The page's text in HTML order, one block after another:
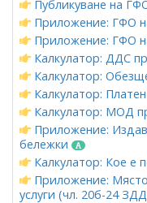
Публикуване на
Приложение: ГФО
Приложение: ГФО
Калкулатор: ДДС
Калкулатор:
Калкулатор:
Калкулатор: МОД
Приложение:
бележки
Калкулатор: Кое е
Приложение: Място
услуги (чл. 20б-24